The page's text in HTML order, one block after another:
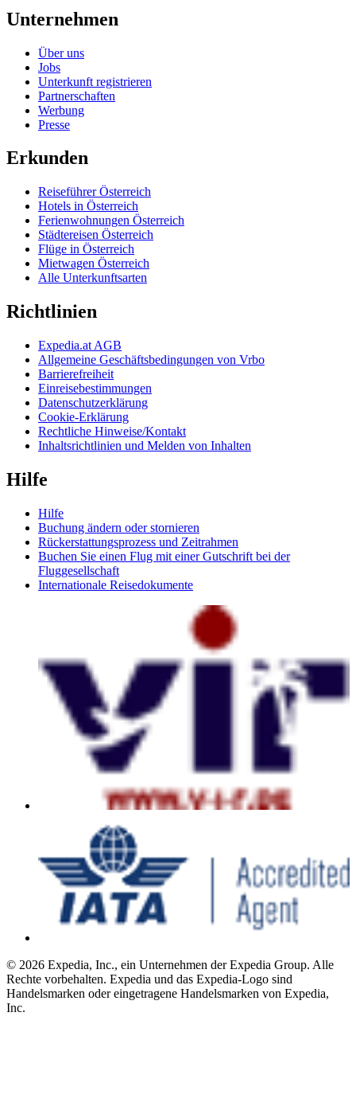
Unternehmen
Über uns
Jobs
Unterkunft registrieren
Partnerschaften
Werbung
Presse
Erkunden
Reiseführer Österreich
Hotels in Österreich
Ferienwohnungen Österreich
Städtereisen Österreich
Flüge in Österreich
Mietwagen Österreich
Alle Unterkunftsarten
Richtlinien
Expedia.at AGB
Allgemeine Geschäftsbedingungen von Vrbo
Barrierefreiheit
Einreisebestimmungen
Datenschutzerklärung
Cookie-Erklärung
Rechtliche Hinweise/Kontakt
Inhaltsrichtlinien und Melden von Inhalten
Hilfe
Hilfe
Buchung ändern oder stornieren
Rückerstattungsprozess und Zeitrahmen
Buchen Sie einen Flug mit einer Gutschrift bei der
Fluggesellschaft
Internationale Reisedokumente
© 2026 Expedia, Inc., ein Unternehmen der Expedia Group. Alle
Rechte vorbehalten. Expedia und das Expedia-Logo sind
Handelsmarken oder eingetragene Handelsmarken von Expedia,
Inc.